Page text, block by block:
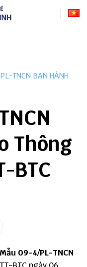
TNCN BAN HÀNH
Thông
BTC
Mẫu 09-4/PL-TNCN